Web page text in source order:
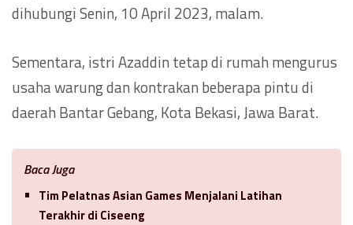
dihubungi Senin, 10 April 2023, malam.
Sementara, istri Azaddin tetap di rumah mengurus
usaha warung dan kontrakan beberapa pintu di
daerah Bantar Gebang, Kota Bekasi, Jawa Barat.
Baca Juga
Tim Pelatnas Asian Games Menjalani Latihan
Terakhir di Ciseeng